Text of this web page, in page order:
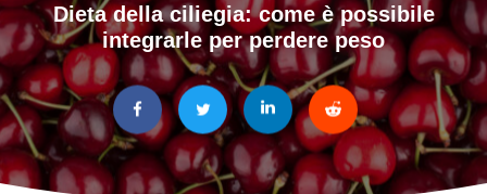
Dieta della ciliegia: come è possibile
integrarle per perdere peso